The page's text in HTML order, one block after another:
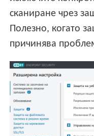
сканиране чрез
Полезно, когато
причинява